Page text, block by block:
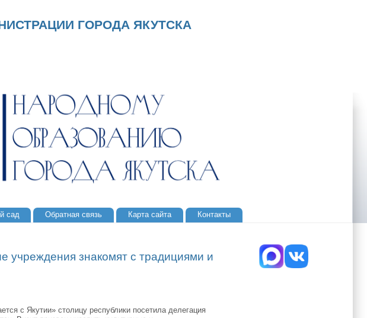
ГОРОДА ЯКУТСКА
сад Обратная связь Карта сайта Контакты
учреждения знакомят с традициями и
с Якутии» столицу республики посетила делегация